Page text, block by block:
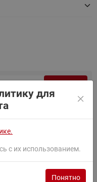
регулятор уровня
для
с их использованием.
Понятно